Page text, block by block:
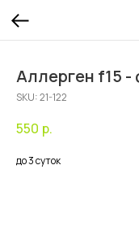
Аллерген f15 -
SKU:21-122
550 р.
до 3 суток